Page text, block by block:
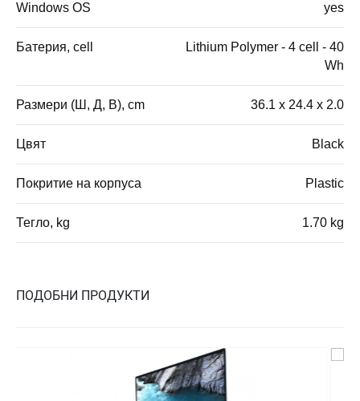
Windows OS yes
Батерия, cell
Lithium Polymer - 4 cell - 40
Wh
Размери (Ш, Д, В), cm 36.1 x 24.4 x 2.0
Цвят Black
Покритие на корпуса Plastic
Тегло, kg 1.70 kg
ПОДОБНИ ПРОДУКТИ